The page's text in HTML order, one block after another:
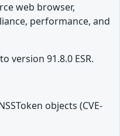
web browser,
performance, and
version 91.8.0 ESR.
objects (CVE-